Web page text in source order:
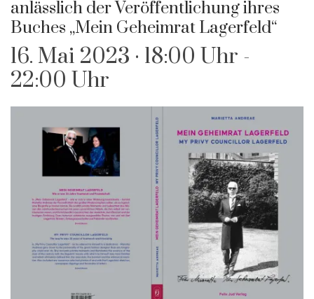
anlässlich der Veröffentlichung ihres
Buches „Mein Geheimrat Lagerfeld“
16. Mai 2023 · 18:00 Uhr -
22:00 Uhr